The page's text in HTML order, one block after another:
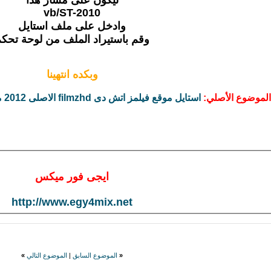
vb/ST-2010
وادخل على ملف استايل
وقم باستيراد الملف من لوحة
وبكده انتهينا
الموضوع الأصلي: استايل موقع فيلمز اتش دى filmzhd الاصلى 2012 مقدم من شبكة عفاريت اون لاين
ايجى فور ميكس
http://www.egy4mix.net
« الموضوع السابق الموضوع التالي »